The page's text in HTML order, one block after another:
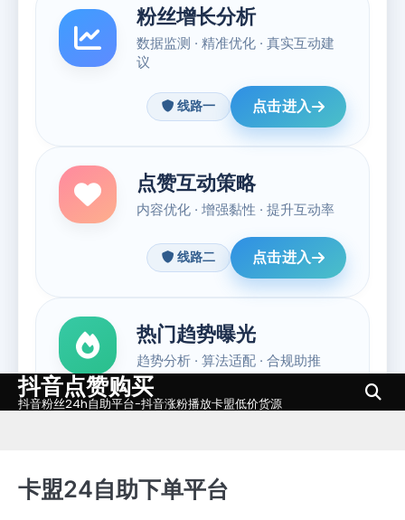
Skip抖音点赞购买
抖音粉丝24h自助平台-抖音涨粉播放卡盟低价货源
卡盟24自助下单平台